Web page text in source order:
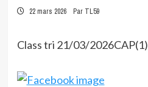
22 mars 2026 Par TL59
Class tri 21/03/2026CAP(1)